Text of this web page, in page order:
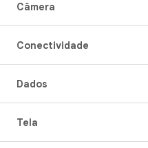
Câmera
Conectividade
Dados
Tela